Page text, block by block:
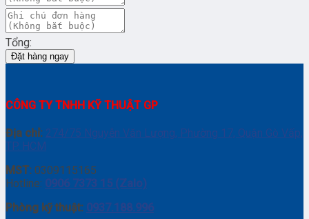
Tổng:
Đặt hàng ngay
CÔNG TY TNHH KỸ THUẬT GP
Địa chỉ: 274/75 Nguyễn Văn Lượng, Phường 17, Quận Gò Vấp,
TP. HCM
MST: 0309115165
Hotline: 0906 7373 15 (Zalo)
Phòng kỹ thuật: 0937.188.996